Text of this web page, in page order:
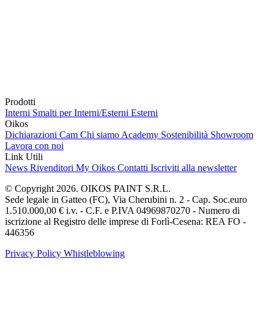
Prodotti
Interni Smalti per Interni/Esterni Esterni
Oikos
Dichiarazioni Cam Chi siamo Academy Sostenibilità Showroom
Lavora con noi
Link Utili
News Rivenditori My Oikos Contatti Iscriviti alla newsletter
© Copyright 2026. OIKOS PAINT S.R.L.
Sede legale in Gatteo (FC), Via Cherubini n. 2 - Cap. Soc.euro
1.510.000,00 € i.v. - C.F. e P.IVA 04969870270 - Numero di
iscrizione al Registro delle imprese di Forlì-Cesena: REA FO -
446356
Privacy Policy Whistleblowing